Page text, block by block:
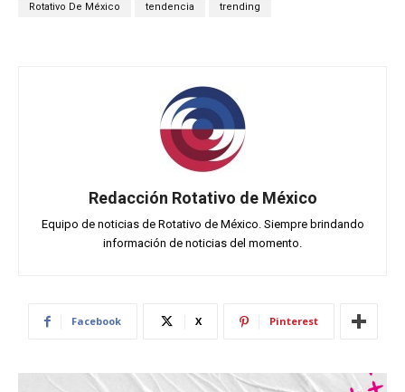
Rotativo De México tendencia trending
Redacción Rotativo de México
Equipo de noticias de Rotativo de México. Siempre brindando
información de noticias del momento.
Facebook X Pinterest